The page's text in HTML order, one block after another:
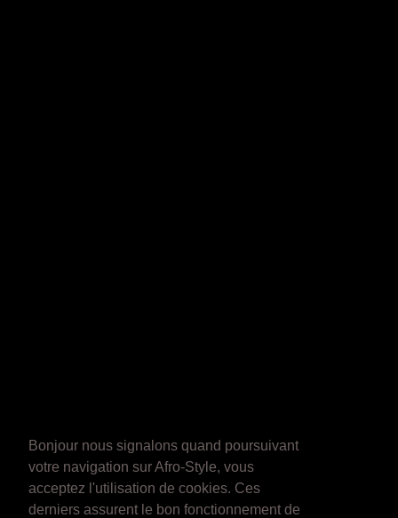
Bonjour nous signalons quand poursuivant
votre navigation sur Afro-Style, vous
acceptez l'utilisation de cookies. Ces
derniers assurent le bon fonctionnement de